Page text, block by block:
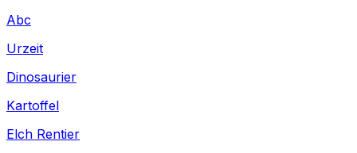
Abc
Urzeit
Dinosaurier
Kartoffel
Elch Rentier